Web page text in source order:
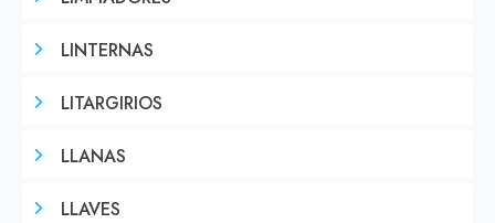
LINTERNAS
LITARGIRIOS
LLANAS
LLAVES